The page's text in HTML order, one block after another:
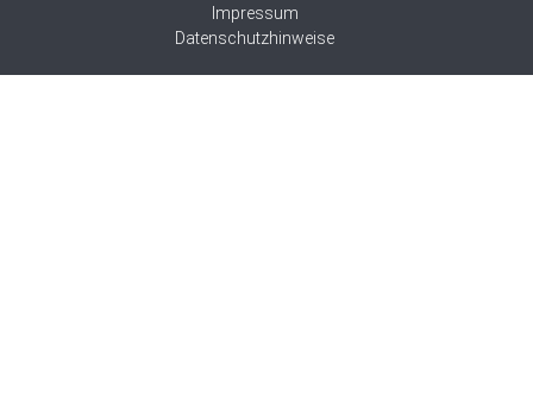
Impressum
Datenschutzhinweise